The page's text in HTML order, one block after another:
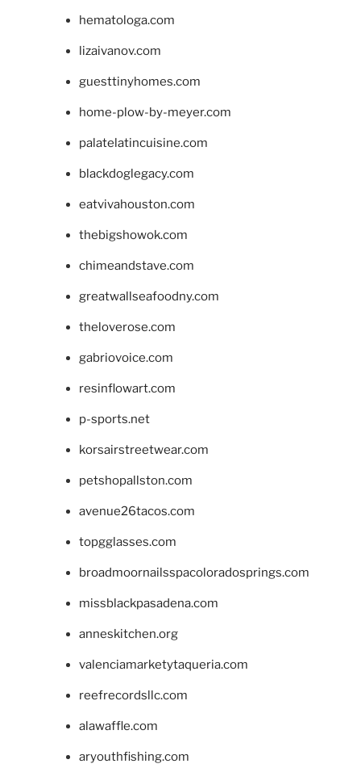
hematologa.com
lizaivanov.com
guesttinyhomes.com
home-plow-by-meyer.com
palatelatincuisine.com
blackdoglegacy.com
eatvivahouston.com
thebigshowok.com
chimeandstave.com
greatwallseafoodny.com
theloverose.com
gabriovoice.com
resinflowart.com
p-sports.net
korsairstreetwear.com
petshopallston.com
avenue26tacos.com
topgglasses.com
broadmoornailsspacoloradosprings.com
missblackpasadena.com
anneskitchen.org
valenciamarketytaqueria.com
reefrecordsllc.com
alawaffle.com
aryouthfishing.com